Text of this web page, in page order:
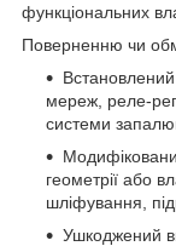
функціональних
Поверненню чи
мереж, реле-
системи
геометрії або
шліфування,
Ушкоджений